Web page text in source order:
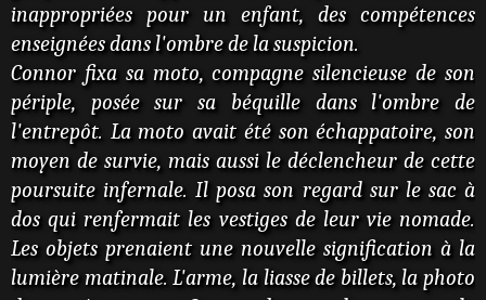
inappropriées pour un enfant, des compétences
enseignées dans l'ombre de la suspicion.
Connor fixa sa moto, compagne silencieuse de son
périple, posée sur sa béquille dans l'ombre de
l'entrepôt. La moto avait été son échappatoire, son
moyen de survie, mais aussi le déclencheur de cette
poursuite infernale. Il posa son regard sur le sac à
dos qui renfermait les vestiges de leur vie nomade.
Les objets prenaient une nouvelle signification à la
lumière matinale. L'arme, la liasse de billets, la photo